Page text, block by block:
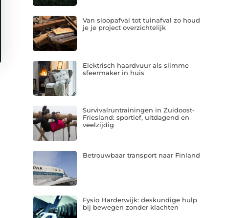
Van sloopafval tot tuinafval zo houd
je je project overzichtelijk
Elektrisch haardvuur als slimme
sfeermaker in huis
Survivalruntrainingen in Zuidoost-
Friesland: sportief, uitdagend en
veelzijdig
Betrouwbaar transport naar Finland
Fysio Harderwijk: deskundige hulp
bij bewegen zonder klachten